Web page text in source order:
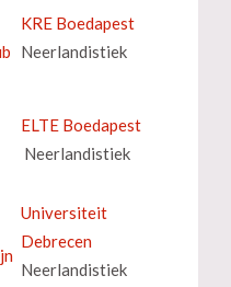
KRE Boedapest
Neerlandistiek
ELTE Boedapest
Neerlandistiek
Universiteit
Debrecen
Neerlandistiek